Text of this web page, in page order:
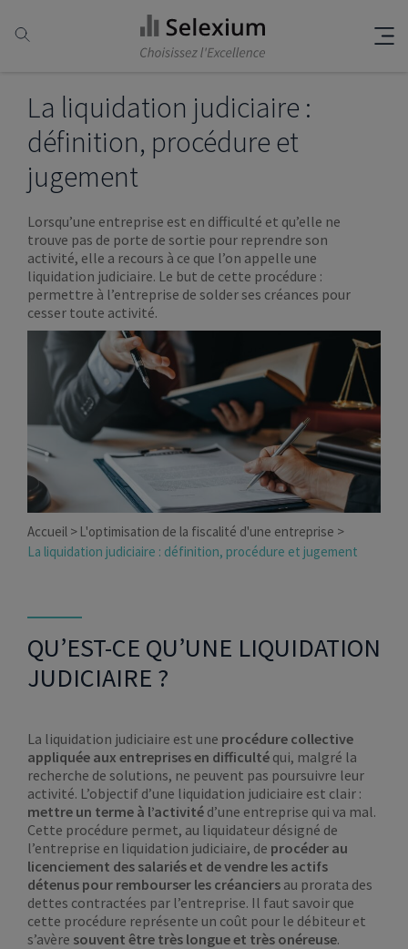
La liquidation judiciaire :
définition, procédure et
jugement
Lorsqu’une entreprise est en difficulté et qu’elle ne
trouve pas de porte de sortie pour reprendre son
activité, elle a recours à ce que l’on appelle une
liquidation judiciaire. Le but de cette procédure :
permettre à l’entreprise de solder ses créances pour
cesser toute activité.
Accueil
L'optimisation de la fiscalité d'une entreprise
La liquidation judiciaire : définition, procédure et jugement
QU’EST-CE QU’UNE LIQUIDATION
JUDICIAIRE ?
La liquidation judiciaire est une procédure collective
appliquée aux entreprises en difficulté qui, malgré la
recherche de solutions, ne peuvent pas poursuivre leur
activité. L’objectif d’une liquidation judiciaire est clair :
mettre un terme à l’activité d’une entreprise qui va mal.
Cette procédure permet, au liquidateur désigné de
l’entreprise en liquidation judiciaire, de procéder au
licenciement des salariés et de vendre les actifs
détenus pour rembourser les créanciers au prorata des
dettes contractées par l’entreprise. Il faut savoir que
cette procédure représente un coût pour le débiteur et
s’avère souvent être très longue et très onéreuse.